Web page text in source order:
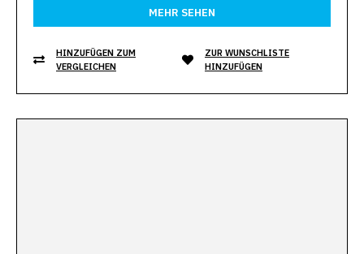
MEHR SEHEN
HINZUFÜGEN ZUM
VERGLEICHEN
ZUR WUNSCHLISTE
HINZUFÜGEN